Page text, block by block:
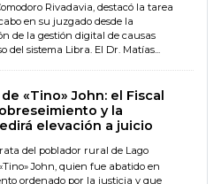
Rivadavia, destacó la tarea
en su juzgado desde la
de la gestión digital de causas
del sistema Libra. El Dr. Matías...
«Tino» John: el Fiscal
y la
elevación a juicio
del poblador rural de Lago
John, quien fue abatido en
ordenado por la justicia y que